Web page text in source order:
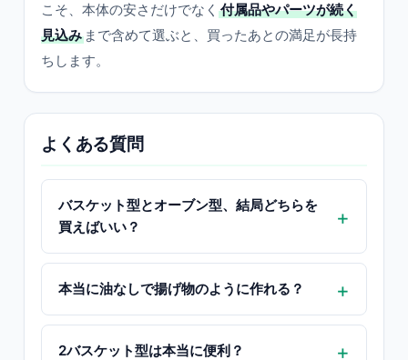
こそ、本体の安さだけでなく 付属品やパーツが続く
見込み まで含めて選ぶと、買ったあとの満足が長持
ちします。
よくある質問
バスケット型とオーブン型、結局どちらを
買えばいい？
本当に油なしで揚げ物のように作れる？
2バスケット型は本当に便利？